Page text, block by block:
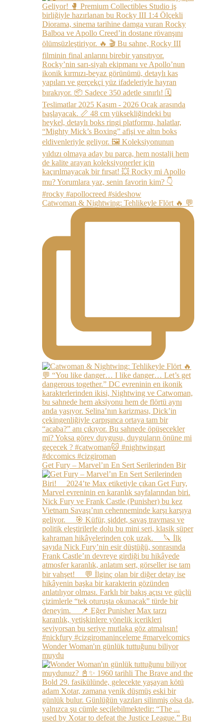
Catwoman & Nightwing: Tehlikeyle Flört 🔥 💬
Get Fury – Marvel’ın En Sert Serilerinden Bir
Wonder Woman'ın günlük tuttuğunu biliyor
muydu